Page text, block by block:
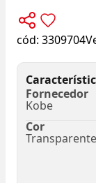
cód: 3309704
Fornecedor
Kobe
Cor
Transparente